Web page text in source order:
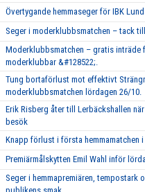
Övertygande hemmaseger för IBK
Seger i moderklubbsmatchen – tack
Moderklubbsmatchen – gratis inträde
moderklubbar &#128522;.
Tung bortaförlust mot effektivt
moderklubbsmatchen lördagen 26/10.
Erik Risberg åter till Lerbäckshallen
besök
Knapp förlust i första hemmamatchen
Premiärmålskytten Emil Wahl inför
Seger i hemmapremiären, tempostark